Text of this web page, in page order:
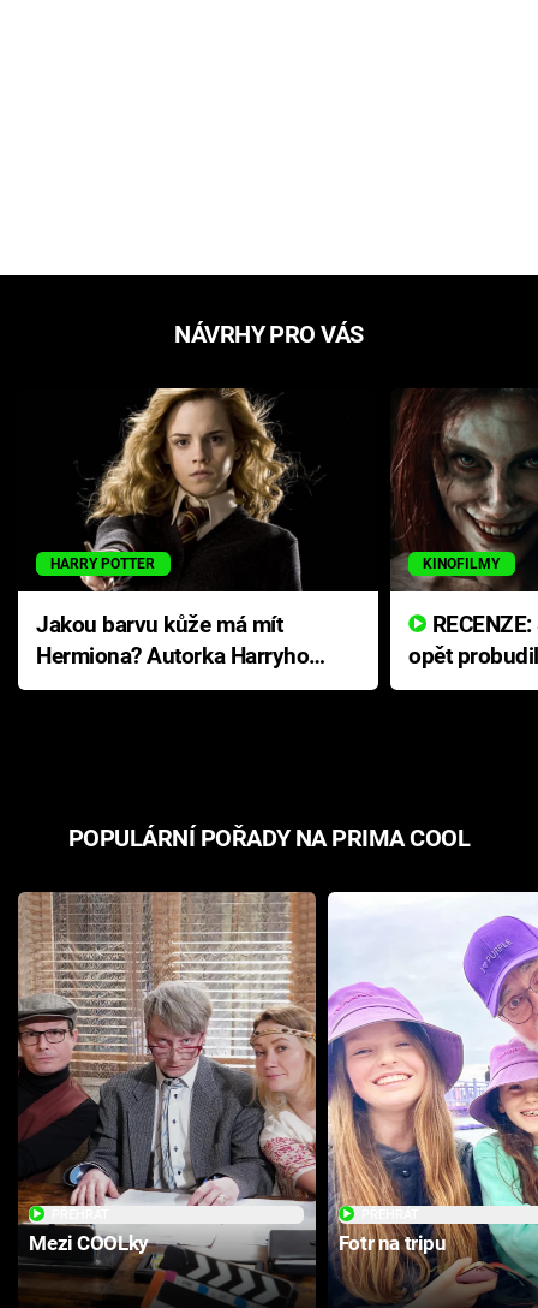
NÁVRHY PRO VÁS
HARRY POTTER
Jakou barvu kůže má mít
Hermiona? Autorka Harryho
Pottera přišla s ráznou
KINOFILMY
opět
přichází s
POPULÁRNÍ POŘADY NA PRIMA COOL
Mezi COOLky Fotr na tripu